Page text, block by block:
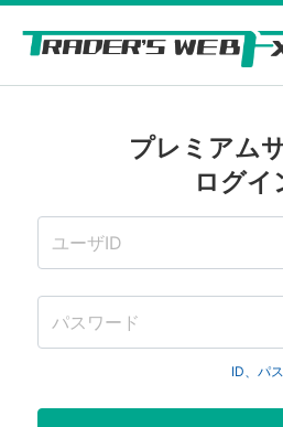
プレミアム
ログイ
ID、パ